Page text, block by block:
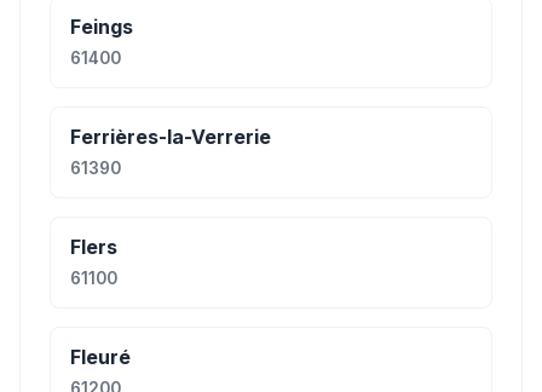
Feings
61400
Ferrières-la-Verrerie
61390
Flers
61100
Fleuré